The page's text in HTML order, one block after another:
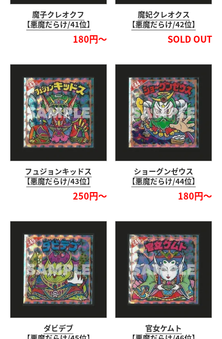
魔子クレオクフ
【悪魔だらけ/41位】
180円～
魔妃クレオクス
【悪魔だらけ/42位】
SOLD OUT
フュジョンキッドス
【悪魔だらけ/43位】
250円～
ショーグンゼウス
【悪魔だらけ/44位】
180円～
ダビデブ
官女ケムト